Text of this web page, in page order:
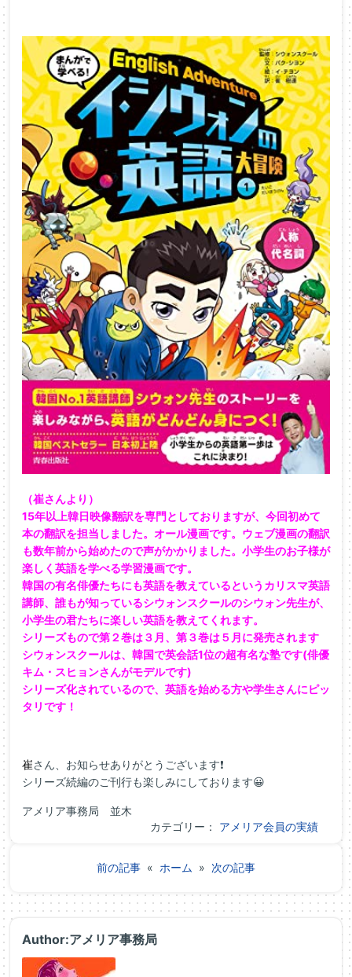
（崔さんより）
15年以上韓日映像翻訳を専門としておりますが、今回初めて
本の翻訳を担当しました。オール漫画です。ウェブ漫画の翻訳
も数年前から始めたので声がかかりました。小学生のお子様が
楽しく英語を学べる学習漫画です。
韓国の有名俳優たちにも英語を教えているというカリスマ英語
講師、誰もが知っているシウォンスクールのシウォン先生が、
小学生の君たちに楽しい英語を教えてくれます。
シリーズもので第２巻は３月、第３巻は５月に発売されます
シウォンスクールは、韓国で英会話1位の超有名な塾です(俳優
キム・スヒョンさんがモデルです)
シリーズ化されているので、英語を始める方や学生さんにピッ
タリです！
崔さん、お知らせありがとうございます❗
シリーズ続編のご刊行も楽しみにしております😀
アメリア事務局 並木
カテゴリー： アメリア会員の実績
前の記事 « ホーム » 次の記事
Author:アメリア事務局